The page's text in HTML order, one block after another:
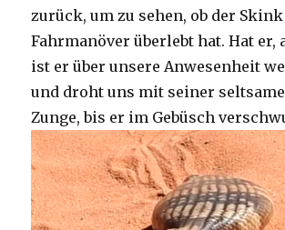
zurück, um zu sehen, ob der Skink
Fahrmanöver überlebt hat. Hat er,
ist er über unsere Anwesenheit
und droht uns mit seiner
Zunge, bis er im Gebüsch